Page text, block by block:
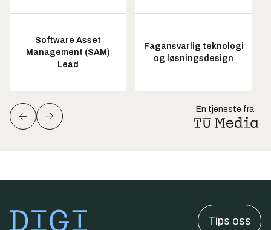
Software Asset
Management (SAM)
Lead
Fagansvarlig teknologi
og løsningsdesign
En tjeneste fra
Tips oss